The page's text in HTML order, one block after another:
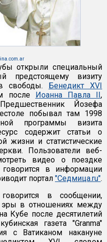
открыли специальный
предстоящему визиту
свободы. Бенедикт XVI
после Иоанна Павла II,
Йозефа
побывал там 1998
программы визита
содержит статьи о
жизни и статистические
Пользователи веб-
видео о поездке
в информации
портал "Седмица.ru".
в сообщении,
эры в отношениях между
Кубе после десятилетий
газета "Granma"
с Ватиканом накануне